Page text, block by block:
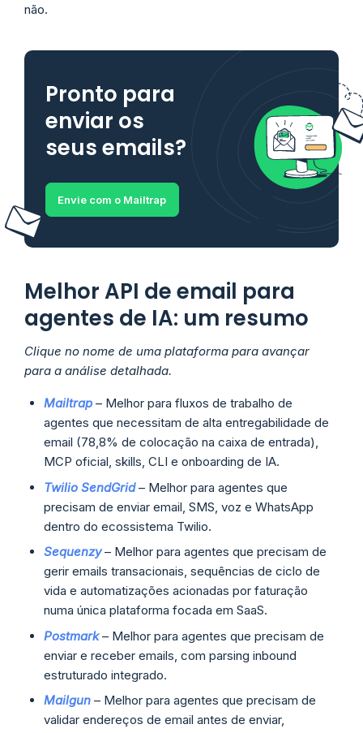
não.
Pronto para
enviar os
seus emails?
Envie com o Mailtrap
Melhor API de email para
agentes de IA: um resumo
Clique no nome de uma plataforma para avançar
para a análise detalhada.
Mailtrap – Melhor para fluxos de trabalho de
agentes que necessitam de alta entregabilidade de
email (78,8% de colocação na caixa de entrada),
MCP oficial, skills, CLI e onboarding de IA.
Twilio SendGrid– Melhor para agentes que
precisam de enviar email, SMS, voz e WhatsApp
dentro do ecossistema Twilio.
Sequenzy– Melhor para agentes que precisam de
gerir emails transacionais, sequências de ciclo de
vida e automatizações acionadas por faturação
numa única plataforma focada em SaaS.
Postmark– Melhor para agentes que precisam de
enviar e receber emails, com parsing inbound
estruturado integrado.
Mailgun – Melhor para agentes que precisam de
validar endereços de email antes de enviar,